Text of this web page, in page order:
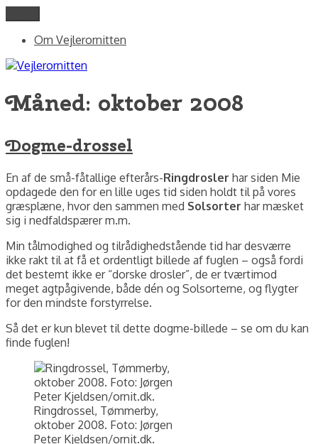
indhold
Vejlerornitten
fotos og skriblerier af Jørgen Peter Kjeldsen/ornit.dk
Om Vejlerornitten
Måned: oktober 2008
Dogme-drossel
En af de små-fåtallige efterårs-Ringdrosler har siden Mie
opdagede den for en lille uges tid siden holdt til på vores
græsplæne, hvor den sammen med Solsorter har mæsket
sig i nedfaldspærer m.m.
Min tålmodighed og tilrådighedstående tid har desværre
ikke rakt til at få et ordentligt billede af fuglen – også fordi
det bestemt ikke er “dorske drosler”, de er tværtimod
meget agtpågivende, både dén og Solsorterne, og flygter
for den mindste forstyrrelse.
Så det er kun blevet til dette dogme-billede – se om du kan
finde fuglen!
Ringdrossel, Tømmerby,
oktober 2008. Foto: Jørgen
Peter Kjeldsen/ornit.dk.